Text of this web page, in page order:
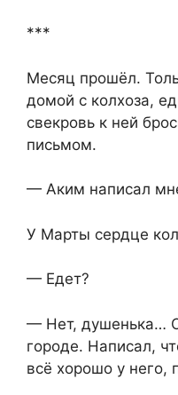
***
Месяц прошёл.
домой с колхоза,
свекровь к ней
письмом.
— Аким написал
У Марты сердце
— Едет?
— Нет, душенька…
городе. Написал,
всё хорошо у него,